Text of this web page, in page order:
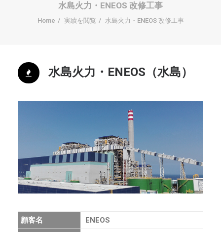
水島火力・ENEOS 改修工事
Home 実績を閲覧 水島火力・ENEOS 改修工事
水島火力・ENEOS（水島）
顧客名
ENEOS